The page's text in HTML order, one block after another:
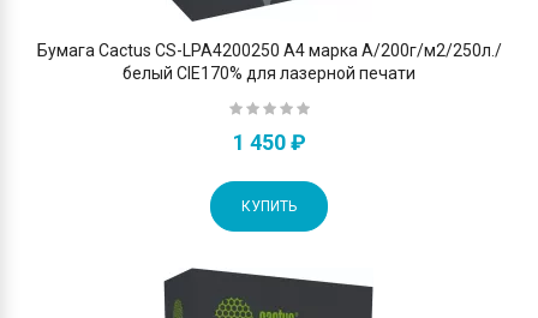
Бумага Cactus CS-LPA4200250 A4 марка A/200г/м2/250л./
белый CIE170% для лазерной печати
1 450 ₽
КУПИТЬ